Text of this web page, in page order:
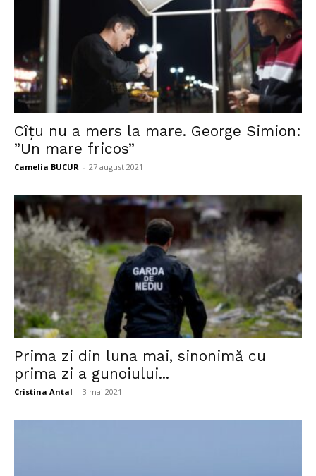
Cîțu nu a mers la mare. George Simion:
”Un mare fricos”
Camelia BUCUR - 27 august 2021
Prima zi din luna mai, sinonimă cu
prima zi a gunoiului...
Cristina Antal - 3 mai 2021